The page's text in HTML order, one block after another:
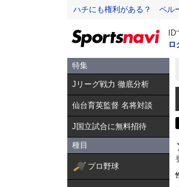
ハチにも権利がある？ ペル
ロ
特集
Jリーグ戦力 徹底分析
仙台育英監督 名将対談
J国立試合に無料招待
種目
プロ野球